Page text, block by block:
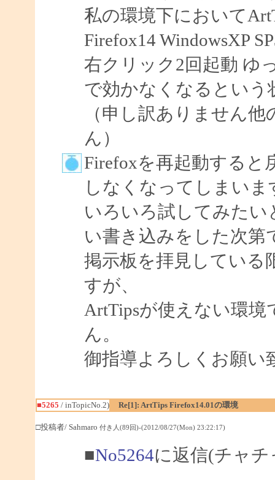
私の環境下において
Firefox14 WindowsXP
右クリック2回起動 ゆ
で効かなくなるという
（申し訳ありません
ん）
Firefoxを再起動すると
しなくなってしまいま
いろいろ試してみた
い書き込みをした次第
掲示板を拝見している
すが、
ArtTipsが使えない環
ん。
御指導よろしくお願い
■5265 / inTopicNo.2) Re[1]: ArtTips Firefox14.01の環境
□投稿者/ Sahmaro 付き人(89回)-(2012/08/27(Mon) 23:22:17)
■No5264に返信(チャ